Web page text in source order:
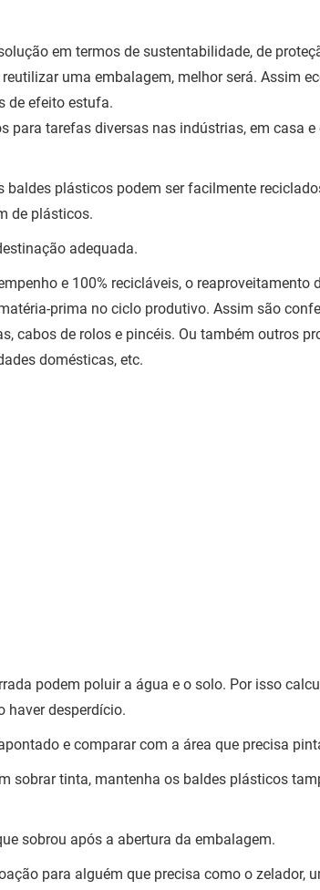
em termos de sustentabilidade, de
uma embalagem, melhor será. Assim
de efeito estufa.
para tarefas diversas nas indústrias, em casa
plásticos podem ser facilmente
de plásticos.
adequada.
e 100% recicláveis, o reaproveitamento
prima no ciclo produtivo. Assim são
cabos de rolos e pincéis. Ou também outros
domésticas, etc.
podem poluir a água e o solo. Por isso
haver desperdício.
e comparar com a área que precisa
sobrar tinta, mantenha os baldes plásticos
sobrou após a abertura da embalagem.
para alguém que precisa como o zelador,